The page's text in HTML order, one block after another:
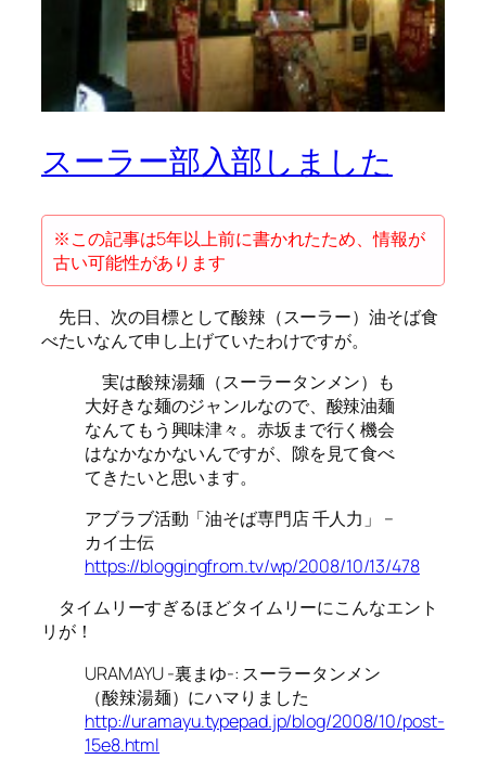
スーラー部入部しました
※この記事は5年以上前に書かれたため、情報が
古い可能性があります
先日、次の目標として酸辣（スーラー）油そば食
べたいなんて申し上げていたわけですが。
実は酸辣湯麺（スーラータンメン）も
大好きな麺のジャンルなので、酸辣油麺
なんてもう興味津々。赤坂まで行く機会
はなかなかないんですが、隙を見て食べ
てきたいと思います。
アブラブ活動「油そば専門店 千人力」 –
カイ士伝
https://bloggingfrom.tv/wp/2008/10/13/478
タイムリーすぎるほどタイムリーにこんなエント
リが！
URAMAYU -裏まゆ-: スーラータンメン
（酸辣湯麺）にハマりました
http://uramayu.typepad.jp/blog/2008/10/post-
15e8.html